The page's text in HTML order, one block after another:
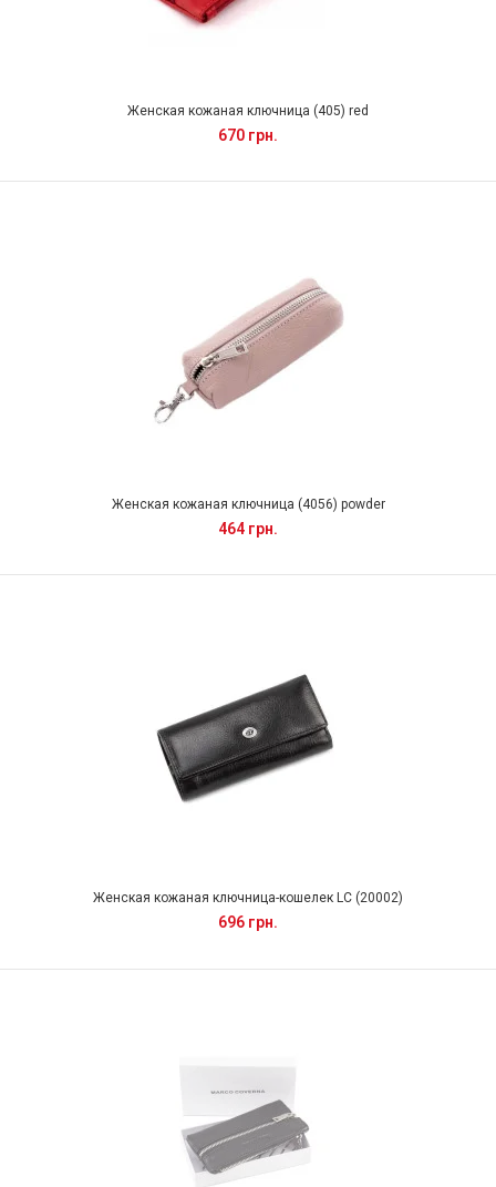
Женская кожаная ключница (405) red
670 грн.
Женская кожаная ключница (4056) powder
464 грн.
Женская кожаная ключница-кошелек LC (20002)
696 грн.